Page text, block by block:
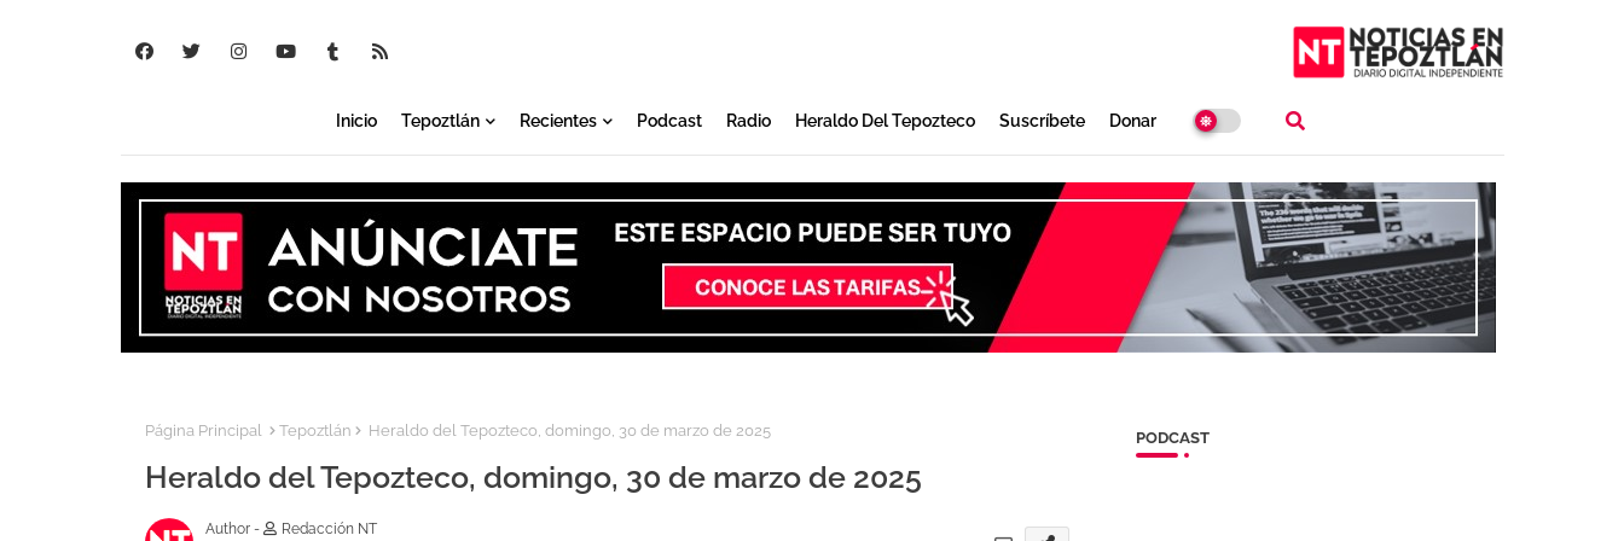
Inicio Tepoztlán Recientes Podcast Radio Heraldo Del Tepozteco Suscríbete Donar
Página Principal Tepoztlán Heraldo del Tepozteco, domingo, 30 de marzo de 2025
Heraldo del Tepozteco, domingo, 30 de marzo de 2025
Author - Redacción NT
PODCAST